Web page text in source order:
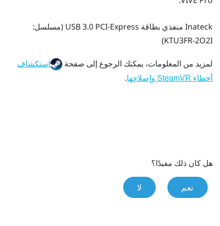
Inateck
منفذي بطاقة USB 3.0 PCI-Express (مسلسل:
KTU3FR-2O2I)
لمزيد من المعلومات، يمكنك الرجوع إلى صفحة
استكشاف
أخطاء SteamVR وإصلاحها
.
هل كان ذلك مفيدًا؟
نعم لا